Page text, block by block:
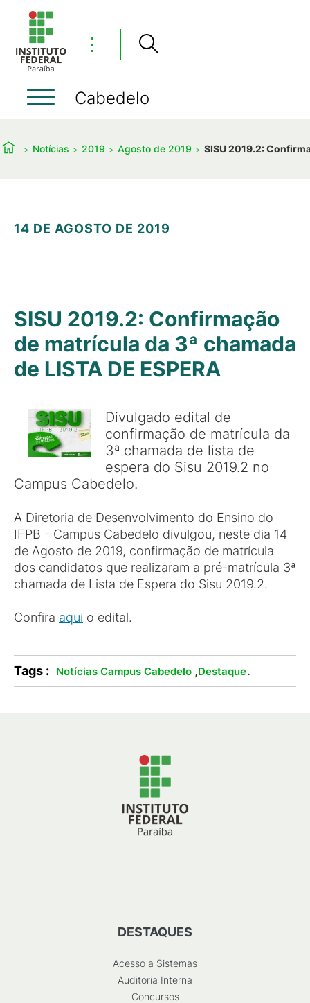
⋮
Cabedelo
Notícias 2019 Agosto de 2019 SISU 2019.2:
14 DE AGOSTO DE 2019
SISU 2019.2: Confirmação
de matrícula da 3ª chamada
de LISTA DE ESPERA
Divulgado edital de
confirmação de matrícula da
3ª chamada de lista de
espera do Sisu 2019.2 no
Campus Cabedelo.
A Diretoria de Desenvolvimento do Ensino do
IFPB - Campus Cabedelo divulgou, neste dia 14
de Agosto de 2019, confirmação de matrícula
dos candidatos que realizaram a pré-matrícula 3ª
chamada de Lista de Espera do Sisu 2019.2.
Confira aqui o edital.
Tags : Notícias Campus Cabedelo ,Destaque.
DESTAQUES
Acesso a Sistemas
Auditoria Interna
Concursos